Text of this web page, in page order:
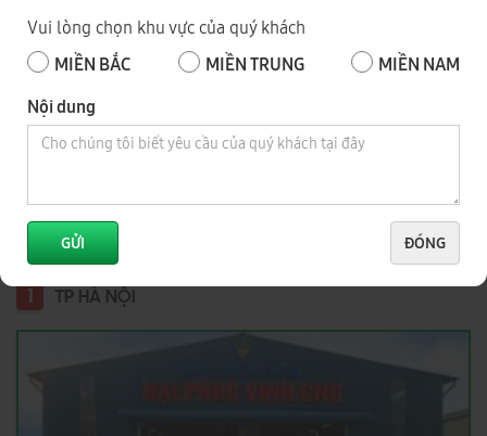
Vui lòng chọn khu vực của quý khách
MIỀN BẮC
MIỀN TRUNG
MIỀN NAM
Nội dung
GỬI ĐÓNG
ĐẠI PHÚC VINH CNC
Toàn Quốc
1 TP HÀ NỘI